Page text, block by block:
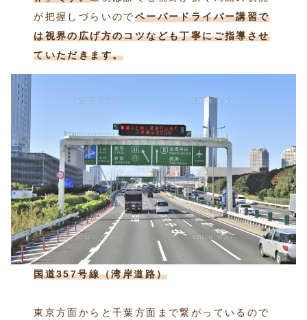
が把握しづらいのでペーパードライバー講習で
は視界の広げ方のコツなども丁寧にご指導させ
ていただきます。
国道357号線（湾岸道路）
東京方面からと千葉方面まで繋がっているので